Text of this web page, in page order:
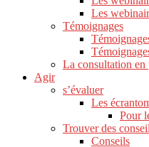
Les
Témoignages
La consultation en
Agir
s’évaluer
Les
Pour
Trouver des
Conseils